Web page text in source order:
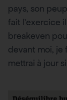
pays, son
fait l’exercice
breakeven
devant moi, je
mettrai à jour